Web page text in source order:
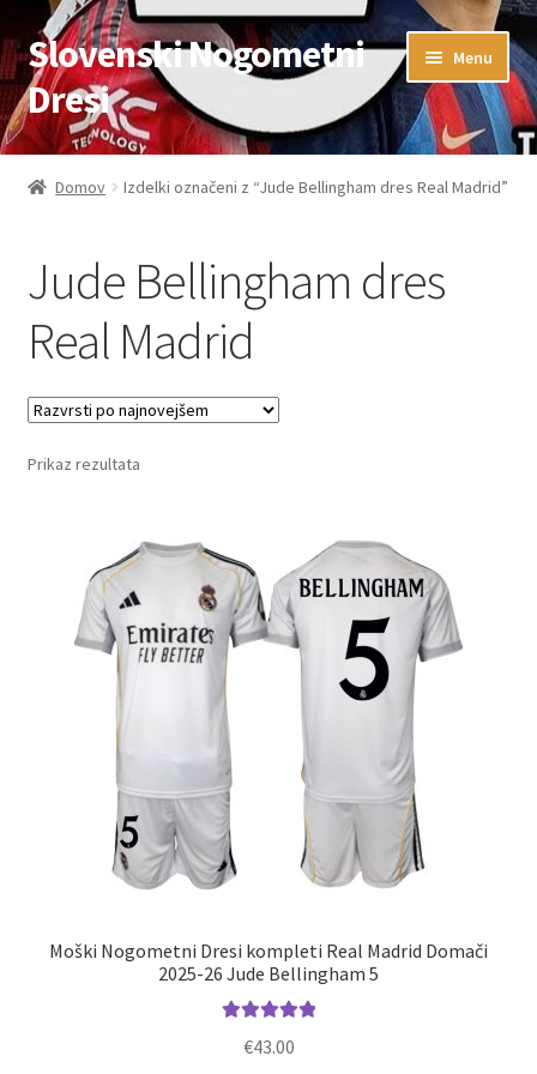
Skip
to
navigation
Skip
to
content
Slovenski Nogometni
Dresi
Menu
Domov
FAQs
Kontaktiraj nas
Košarica
Moj račun
Zaključek nakupa
Domov Izdelki označeni z “Jude Bellingham dres Real Madrid”
Jude Bellingham dres
Real Madrid
Prikaz rezultata
Moški Nogometni Dresi kompleti Real Madrid Domači
2025-26 Jude Bellingham 5
€43.00